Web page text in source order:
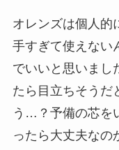
オレンズは個人的
手すぎて使えない
でいいと思いまし
たら目立ちそうだ
う…？予備の芯を
ったら大丈夫なの